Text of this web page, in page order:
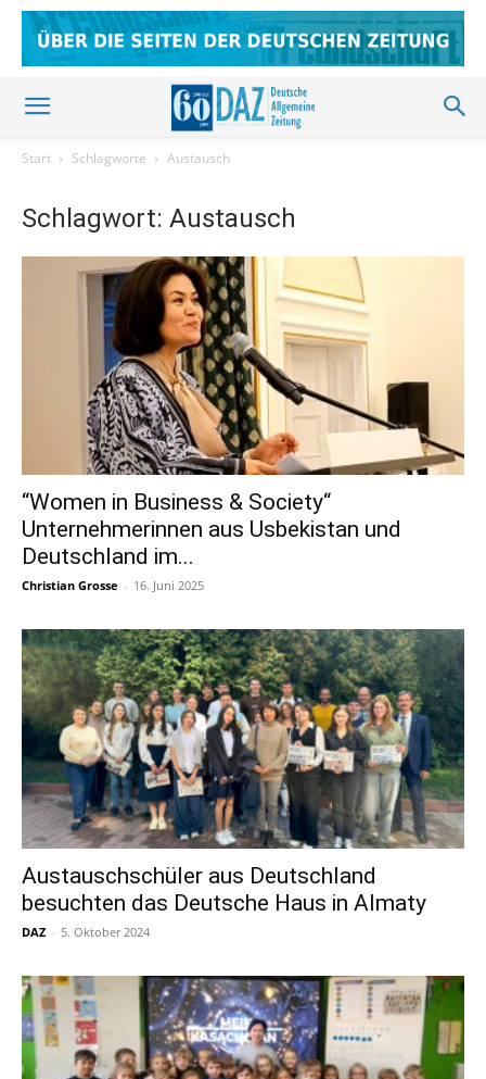
Start Schlagworte Austausch
Schlagwort: Austausch
“Women in Business & Society“
Unternehmerinnen aus Usbekistan und
Deutschland im...
Christian Grosse - 16. Juni 2025
Austauschschüler aus Deutschland
besuchten das Deutsche Haus in Almaty
DAZ - 5. Oktober 2024